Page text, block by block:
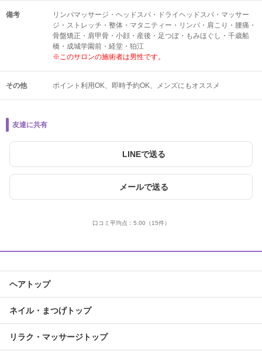
備考
リンパマッサージ・ヘッドスパ・ドライヘッドスパ・マッサー
ジ・ストレッチ・整体・マタニティー・リンパ・肩こり・腰痛・
骨盤矯正・肩甲骨・小顔・産後・足つぼ・もみほぐし・千歳船
橋・成城学園前・経堂・狛江
※このサロンの施術者は男性です。
その他 ポイント利用OK 即時予約OK メンズにもオススメ
友達に共有
LINEで送る
メールで送る
口コミ平均点： 5.00 （15件）
ヘアトップ
ネイル・まつげトップ
リラク・マッサージトップ